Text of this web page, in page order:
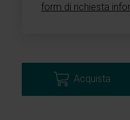
form di richiesta
Acquista